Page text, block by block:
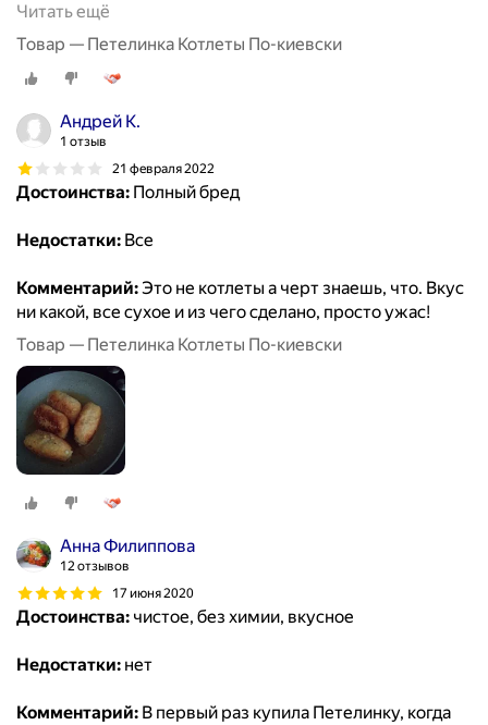
Читать ещё
Товар — Петелинка Котлеты По-киевски
Андрей К.
1 отзыв
21 февраля 2022
Достоинства: Полный бред
Недостатки: Все
Комментарий:Это не котлеты а черт знаешь, что. Вкус
ни какой, все сухое и из чего сделано, просто ужас!
Товар — Петелинка Котлеты По-киевски
Анна Филиппова
12 отзывов
17 июня 2020
Достоинства: чистое, без химии, вкусное
Недостатки: нет
Комментарий: В первый раз купила Петелинку, когда